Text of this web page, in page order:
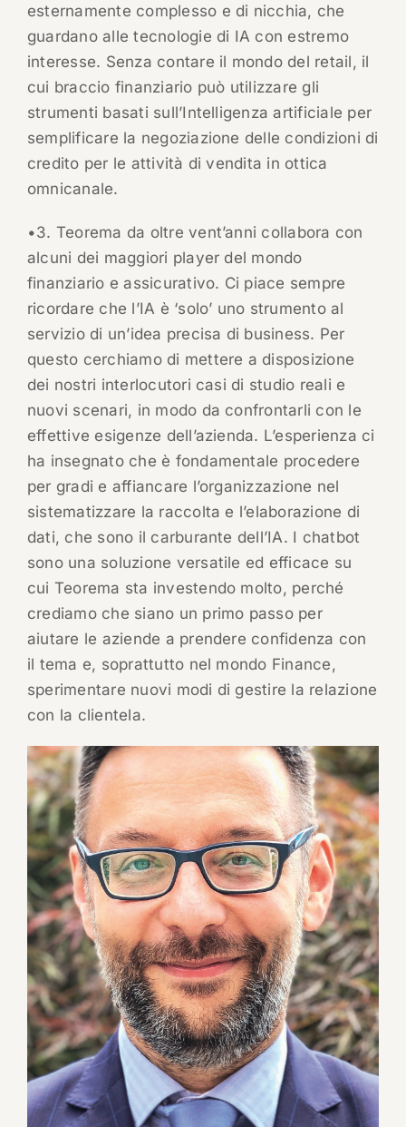
esternamente complesso e di nicchia, che
guardano alle tecnologie di IA con estremo
interesse. Senza contare il mondo del retail, il
cui braccio finanziario può utilizzare gli
strumenti basati sull’Intelligenza artificiale per
semplificare la negoziazione delle condizioni di
credito per le attività di vendita in ottica
omnicanale.
•3. Teorema da oltre vent’anni collabora con
alcuni dei maggiori player del mondo
finanziario e assicurativo. Ci piace sempre
ricordare che l’IA è ‘solo’ uno strumento al
servizio di un’idea precisa di business. Per
questo cerchiamo di mettere a disposizione
dei nostri interlocutori casi di studio reali e
nuovi scenari, in modo da confrontarli con le
effettive esigenze dell’azienda. L’esperienza ci
ha insegnato che è fondamentale procedere
per gradi e affiancare l’organizzazione nel
sistematizzare la raccolta e l’elaborazione di
dati, che sono il carburante dell’IA. I chatbot
sono una soluzione versatile ed efficace su
cui Teorema sta investendo molto, perché
crediamo che siano un primo passo per
aiutare le aziende a prendere confidenza con
il tema e, soprattutto nel mondo Finance,
sperimentare nuovi modi di gestire la relazione
con la clientela.